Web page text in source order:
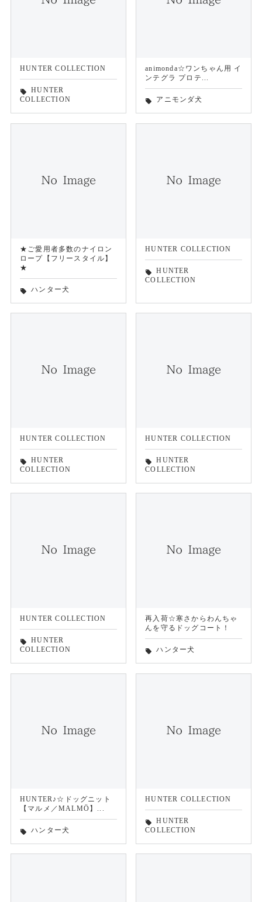
HUNTER COLLECTION
local_offer
HUNTER
COLLECTION
animonda☆ワンちゃん用 イ
ンテグラ プロテ...
local_offer アニモンダ犬
★ご愛用者多数のナイロン
ロープ【フリースタイル】
★
local_offer ハンター犬
HUNTER COLLECTION
local_offer
HUNTER
COLLECTION
HUNTER COLLECTION
local_offer
HUNTER
COLLECTION
HUNTER COLLECTION
local_offer
HUNTER
COLLECTION
HUNTER COLLECTION
local_offer
HUNTER
COLLECTION
再入荷☆寒さからわんちゃ
んを守るドッグコート！
local_offer ハンター犬
HUNTER♪☆ドッグニット
【マルメ／MALMÖ】...
local_offer ハンター犬
HUNTER COLLECTION
local_offer
HUNTER
COLLECTION